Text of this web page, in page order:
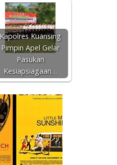
Kapolres Kuansing
Pimpin Apel Gelar
Pasukan
Kesiapsiagaan…